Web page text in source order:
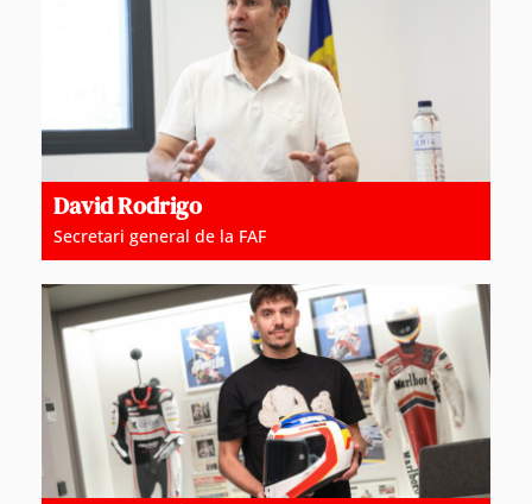
David Rodrigo
Secretari general de la FAF